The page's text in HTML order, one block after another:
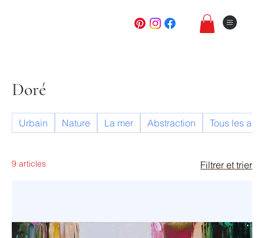
Doré
Urbain Nature La mer Abstraction Tous les
9 articles Filtrer et trier